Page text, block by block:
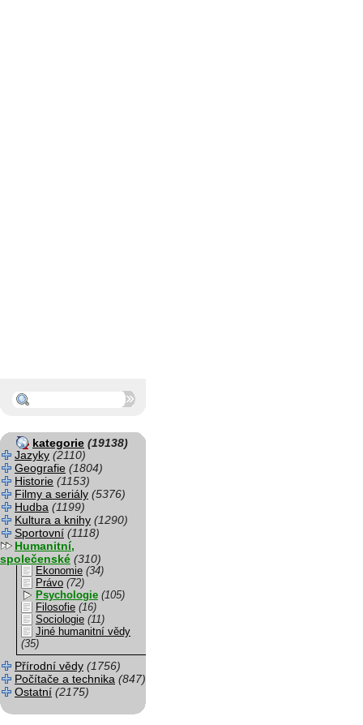
kategorie (19138)
Jazyky (2110)
Geografie (1804)
Historie (1153)
Filmy a seriály (5376)
Hudba (1199)
Kultura a knihy (1290)
Sportovní (1118)
Humanitní,
společenské (310)
Ekonomie (34)
Právo (72)
Psychologie (105)
Filosofie (16)
Sociologie (11)
Jiné humanitní vědy
(35)
Přírodní vědy (1756)
Počítače a technika (847)
Ostatní (2175)